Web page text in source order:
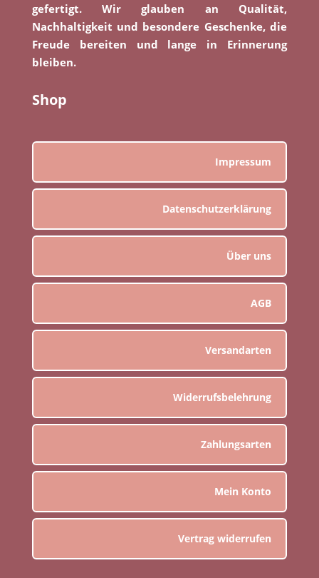
gefertigt. Wir glauben an Qualität,
Nachhaltigkeit und besondere Geschenke, die
Freude bereiten und lange in Erinnerung
bleiben.
Shop
Impressum
Datenschutzerklärung
Über uns
AGB
Versandarten
Widerrufsbelehrung
Zahlungsarten
Mein Konto
Vertrag widerrufen